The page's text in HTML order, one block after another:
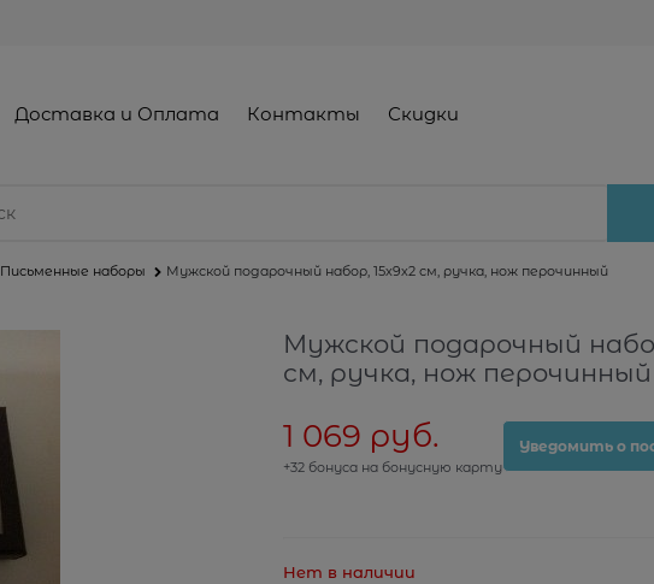
Доставка и Оплата Контакты Скидки
Письменные наборы Мужской подарочный набор, 15х9х2 см, ручка, нож перочинный
Мужской подарочный
см, ручка, нож перочинный
1 069 руб.
+32 бонуса на бонусную карту
Уведомить о
Нет в наличии